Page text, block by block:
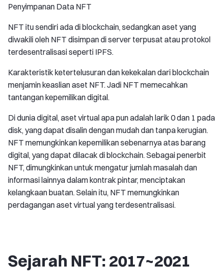
Penyimpanan Data NFT
NFT itu sendiri ada di blockchain, sedangkan aset yang
diwakili oleh NFT disimpan di server terpusat atau protokol
terdesentralisasi seperti IPFS.
Karakteristik ketertelusuran dan kekekalan dari blockchain
menjamin keaslian aset NFT. Jadi NFT memecahkan
tantangan kepemilikan digital.
Di dunia digital, aset virtual apa pun adalah larik 0 dan 1 pada
disk, yang dapat disalin dengan mudah dan tanpa kerugian.
NFT memungkinkan kepemilikan sebenarnya atas barang
digital, yang dapat dilacak di blockchain. Sebagai penerbit
NFT, dimungkinkan untuk mengatur jumlah masalah dan
informasi lainnya dalam kontrak pintar, menciptakan
kelangkaan buatan. Selain itu, NFT memungkinkan
perdagangan aset virtual yang terdesentralisasi.
Sejarah NFT: 2017~2021